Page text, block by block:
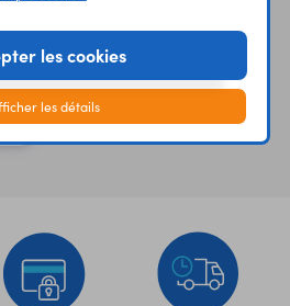
les cookies
les détails